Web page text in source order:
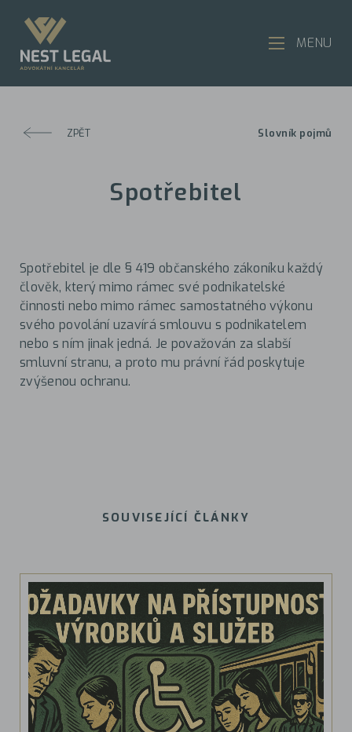
ZPĚT Slovník pojmů
Spotřebitel
Spotřebitel je dle § 419 občanského zákoníku každý
člověk, který mimo rámec své podnikatelské
činnosti nebo mimo rámec samostatného výkonu
svého povolání uzavírá smlouvu s podnikatelem
nebo s ním jinak jedná. Je považován za slabší
smluvní stranu, a proto mu právní řád poskytuje
zvýšenou ochranu.
SOUVISEJÍCÍ ČLÁNKY
MENU